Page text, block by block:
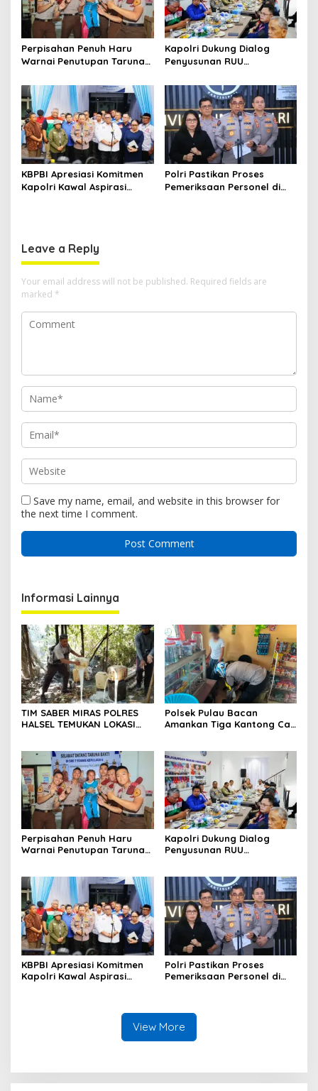
Perpisahan Penuh Haru
Warnai Penutupan Taruna
Kepulauan
Kapolri Dukung Dialog
Penyusunan RUU
Jembatan Aspirasi Buruh
KBPBI Apresiasi Komitmen
Kapolri Kawal Aspirasi
Polri Pastikan Proses
Pemeriksaan Personel di
Leave a Reply
Your email address will not be published. Required fields are
marked *
Save my name, email, and website in this browser for
the next time I comment.
Informasi Lainnya
TIM SABER MIRAS POLRES
HALSEL TEMUKAN LOKASI
Polsek Pulau Bacan
Amankan Tiga Kantong Cap
Perpisahan Penuh Haru
Warnai Penutupan Taruna
Kapolri Dukung Dialog
Penyusunan RUU
KBPBI Apresiasi Komitmen
Kapolri Kawal Aspirasi
Polri Pastikan Proses
Pemeriksaan Personel di
View More